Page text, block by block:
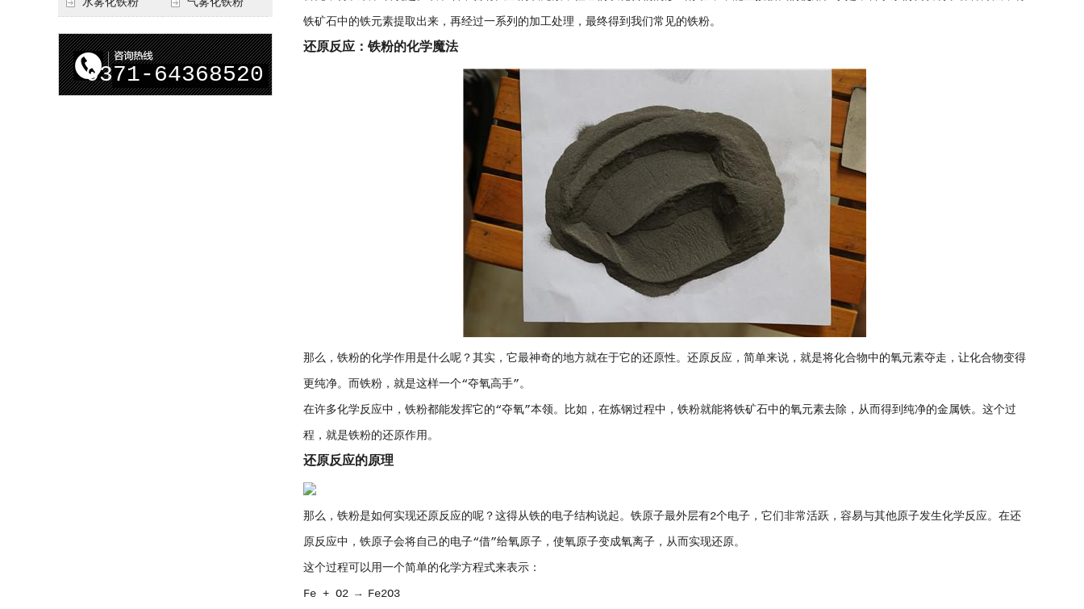
0371-64368520
铁矿石中的铁元素提取出来，再经过一系列的加工处理，最终得到我们常见的铁粉。
还原反应：铁粉的化学魔法
那么，铁粉的化学作用是什么呢？其实，它最神奇的地方就在于它的还原性。还原反应，简单来说，就是将化合物中的氧元素夺走，让化合物变得
更纯净。而铁粉，就是这样一个“夺氧高手”。
在许多化学反应中，铁粉都能发挥它的“夺氧”本领。比如，在炼钢过程中，铁粉就能将铁矿石中的氧元素去除，从而得到纯净的金属铁。这个过
程，就是铁粉的还原作用。
还原反应的原理
那么，铁粉是如何实现还原反应的呢？这得从铁的电子结构说起。铁原子最外层有2个电子，它们非常活跃，容易与其他原子发生化学反应。在还
原反应中，铁原子会将自己的电子“借”给氧原子，使氧原子变成氧离子，从而实现还原。
这个过程可以用一个简单的化学方程式来表示：
Fe + O2 → Fe2O3